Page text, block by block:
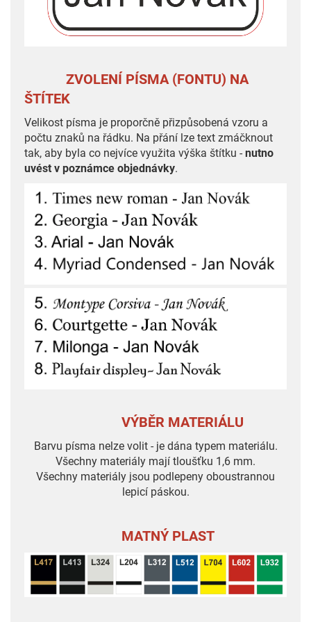
ZVOLENÍ PÍSMA (FONTU) NA
ŠTÍTEK
Velikost písma je proporčně přizpůsobená vzoru a
počtu znaků na řádku. Na přání lze text zmáčknout
tak, aby byla co nejvíce využita výška štítku - nutno
uvést v poznámce objednávky.
VÝBĚR MATERIÁLU
Barvu písma nelze volit - je dána typem materiálu.
Všechny materiály mají tloušťku 1,6 mm.
Všechny materiály jsou podlepeny oboustrannou
lepicí páskou.
MATNÝ PLAST